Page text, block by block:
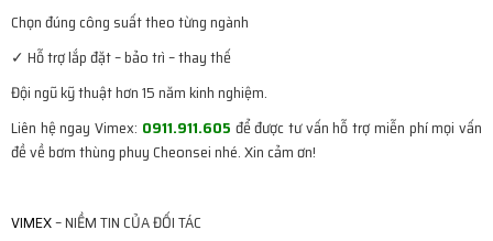
Chọn đúng công suất theo từng ngành
✓ Hỗ trợ lắp đặt – bảo trì – thay thế
Đội ngũ kỹ thuật hơn 15 năm kinh nghiệm.
Liên hệ ngay Vimex: 0911.911.605 để được tư vấn hỗ trợ miễn phí mọi vấn
đề về bơm thùng phuy Cheonsei nhé. Xin cảm ơn!
VIMEX– NIỀM TIN CỦA ĐỐI TÁC